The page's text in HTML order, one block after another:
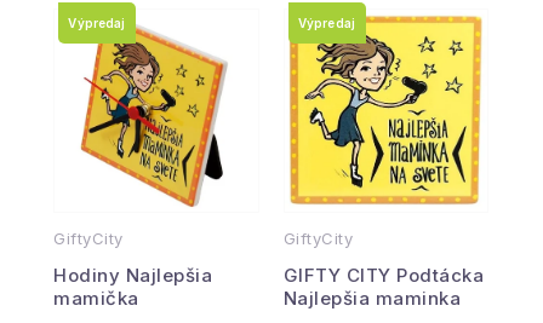
GiftyCity
Hodiny Najlepšia
mamička
Výpredaj
GiftyCity
GIFTY CITY Podtácka
Najlepšia maminka
Výpredaj